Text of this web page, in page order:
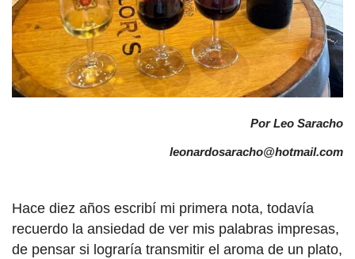
Por Leo Saracho
leonardosaracho@hotmail.com
Hace diez años escribí mi primera nota, todavía
recuerdo la ansiedad de ver mis palabras impresas,
de pensar si lograría transmitir el aroma de un plato,